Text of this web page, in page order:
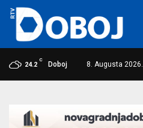
24.2
C
Doboj 8. Augusta 2026.